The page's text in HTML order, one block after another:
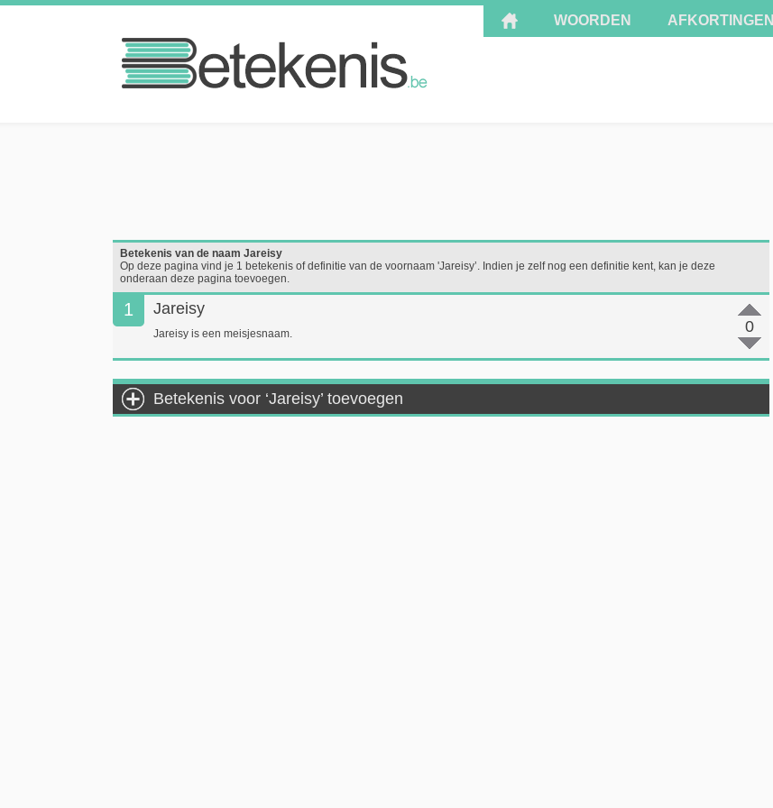
WOORDEN AFKORTINGEN
Betekenis van de naam Jareisy
Op deze pagina vind je 1 betekenis of definitie van de voornaam 'Jareisy’. Indien je zelf nog een definitie kent, kan je deze
onderaan deze pagina toevoegen.
1
0
Jareisy
Jareisy is een meisjesnaam.
Betekenis voor ‘Jareisy’ toevoegen